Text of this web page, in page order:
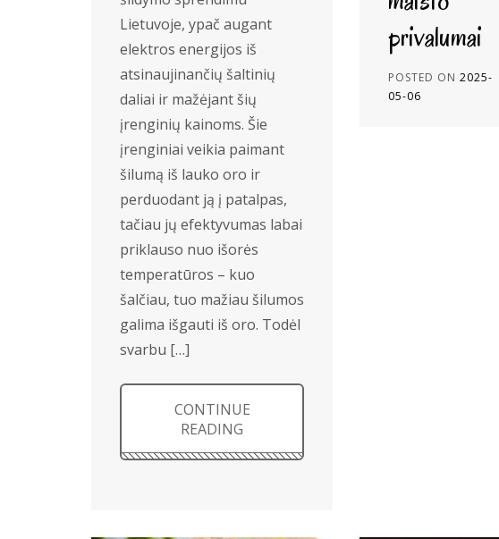
Lietuvoje, ypač augant
elektros energijos iš
atsinaujinančių šaltinių
daliai ir mažėjant šių
įrenginių kainoms. Šie
įrenginiai veikia paimant
šilumą iš lauko oro ir
perduodant ją į patalpas,
tačiau jų efektyvumas labai
priklauso nuo išorės
temperatūros – kuo
šalčiau, tuo mažiau šilumos
galima išgauti iš oro. Todėl
svarbu […]
CONTINUE
READING
privalumai
POSTED ON2025-
05-06